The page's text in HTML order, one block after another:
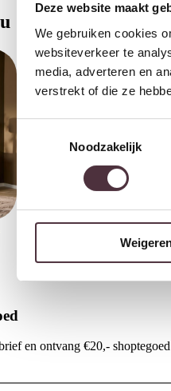
Deze website maakt
We gebruiken cookies
websiteverkeer te
media, adverteren en
verstrekt of die ze
Noodzakelijk
Eleonora Wandkast Selbu
en ontvang €20,-